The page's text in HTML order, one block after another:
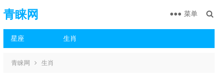
青睐网
星座 生肖
菜单
青睐网 生肖